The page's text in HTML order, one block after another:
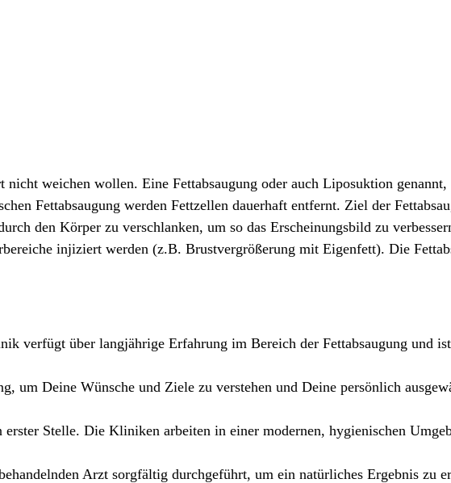
weichen wollen. Eine Fettabsaugung oder auch Liposuktion genannt,
Fettabsaugung werden Fettzellen dauerhaft entfernt. Ziel der
den Körper zu verschlanken, um so das Erscheinungsbild zu
injiziert werden (z.B. Brustvergrößerung mit Eigenfett). Die
verfügt über langjährige Erfahrung im Bereich der Fettabsaugung und ist
um Deine Wünsche und Ziele zu verstehen und Deine persönlich
erster Stelle. Die Kliniken arbeiten in einer modernen, hygienischen
Arzt sorgfältig durchgeführt, um ein natürliches Ergebnis zu